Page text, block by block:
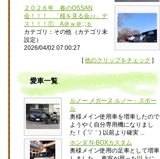
２０２６年 春のOSSAN
会！！！ 「桜を見る会♪♪」デ
ス！！！① A＠ｗ＠;;;ｂ
カテゴリ：その他（カテゴリ未
設定）
2026/04/02 07:00:27
[他のクリップをチェック ]
愛車一覧
ルノー メガーヌ ルノー・スポー
ル
奥様メイン使用車を増車したので
ようやく自分専用機になりまし
た！ (´▽｀) 以前より確実 ...
ホンダ N-BOXカスタム
奥様メイン使用の足車として増車